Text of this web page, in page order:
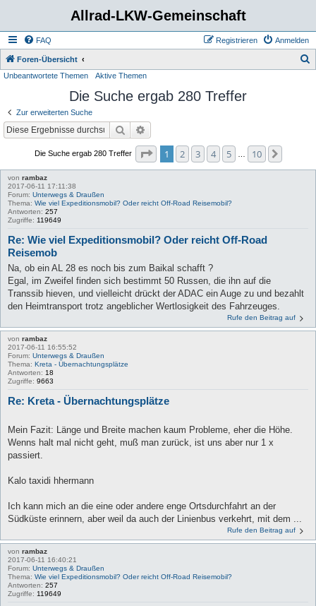
Allrad-LKW-Gemeinschaft
FAQ Anmelden
Registrieren
Foren-Übersicht
Unbeantwortete Themen Aktive Themen
Die Suche ergab 280 Treffer
Zur erweiterten Suche
Suche
Die Suche ergab 280 Treffer Seite von
1 2 3 4 5 10
von rambaz
2017-06-11 17:11:38
Forum: Unterwegs & Draußen
Thema: Wie viel Expeditionsmobil? Oder reicht Off-Road Reisemobil?
Antworten: 257
Zugriffe: 119649
Re: Wie viel Expeditionsmobil? Oder reicht Off-Road
Reisemob
Na, ob ein AL 28 es noch bis zum Baikal schafft ?
Egal, im Zweifel finden sich bestimmt 50 Russen, die ihn auf die
Transsib hieven, und vielleicht drückt der ADAC ein Auge zu und bezahlt
den Heimtransport trotz angeblicher Wertlosigkeit des Fahrzeuges.
Rufe den Beitrag auf
von rambaz
2017-06-11 16:55:52
Forum: Unterwegs & Draußen
Thema: Kreta - Übernachtungsplätze
Antworten: 18
Zugriffe: 9663
Re: Kreta - Übernachtungsplätze
Mein Fazit: Länge und Breite machen kaum Probleme, eher die Höhe.
Wenns halt mal nicht geht, muß man zurück, ist uns aber nur 1 x
passiert.
Kalo taxidi hhermann
Ich kann mich an die eine oder andere enge Ortsdurchfahrt an der
Südküste erinnern, aber weil da auch der Linienbus verkehrt, mit dem ...
Rufe den Beitrag auf
von rambaz
2017-06-11 16:40:21
Forum: Unterwegs & Draußen
Thema: Wie viel Expeditionsmobil? Oder reicht Off-Road Reisemobil?
Antworten: 257
Zugriffe: 119649